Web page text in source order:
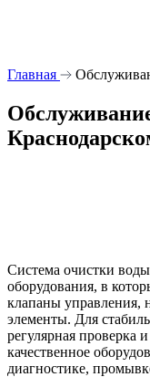
Главная
Система очистки
оборудования, в
клапаны управления,
элементы. Для
регулярная проверка
качественное
диагностике,